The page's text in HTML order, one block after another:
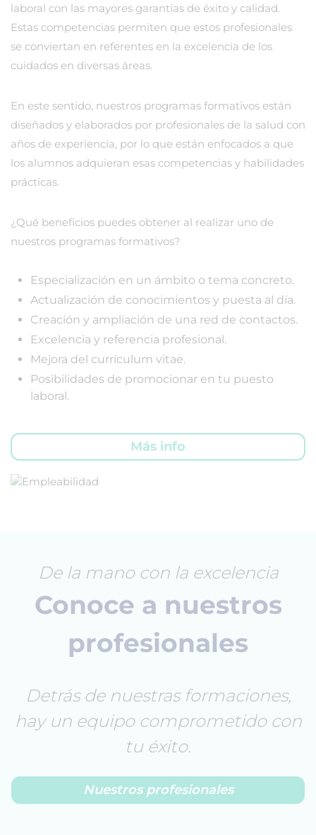
laboral con las mayores garantías de éxito y calidad.
Estas competencias permiten que estos profesionales
se conviertan en referentes en la excelencia de los
cuidados en diversas áreas.
En este sentido, nuestros programas formativos están
diseñados y elaborados por profesionales de la salud con
años de experiencia, por lo que están enfocados a que
los alumnos adquieran esas competencias y habilidades
prácticas.
¿Qué beneficios puedes obtener al realizar uno de
nuestros programas formativos?
Especialización en un ámbito o tema concreto.
Actualización de conocimientos y puesta al día.
Creación y ampliación de una red de contactos.
Excelencia y referencia profesional.
Mejora del currículum vitae.
Posibilidades de promocionar en tu puesto
laboral.
Más info
De la mano con la excelencia
Conoce a nuestros
profesionales
Detrás de nuestras formaciones,
hay un equipo comprometido con
tu éxito.
Nuestros profesionales